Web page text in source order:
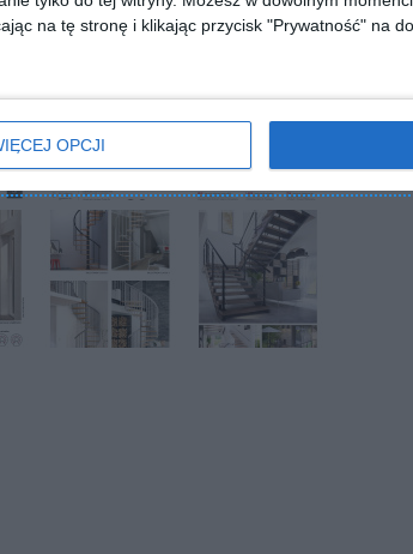
na tę stronę i klikając przycisk "Prywatność" na
OPCJI